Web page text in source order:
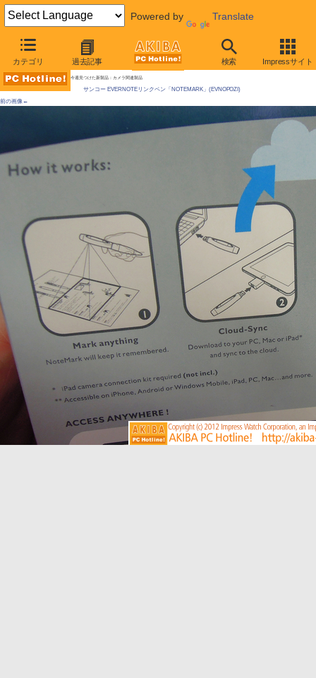
Powered by Translate
カテゴリ 過去記事 検索 Impressサイト
AKIBA PC Hotline!
[拡大画像]赤色レーザーで撮影枠を投影、ペン型カメラが発売に Evernoteに連携、音声も録音
今週見つけた新製品：カメラ関連製品
サンコー EVERNOTEリンクペン「NOTEMARK」(EVNOPOZI)
前の画像←